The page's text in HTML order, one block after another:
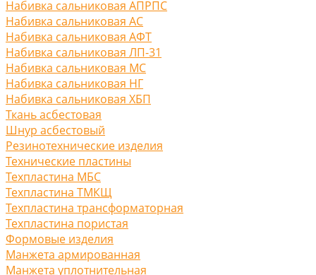
Набивка сальниковая АПРПС
Набивка сальниковая АС
Набивка сальниковая АФТ
Набивка сальниковая ЛП-31
Набивка сальниковая МС
Набивка сальниковая НГ
Набивка сальниковая ХБП
Ткань асбестовая
Шнур асбестовый
Резинотехнические изделия
Технические пластины
Техпластина МБС
Техпластина ТМКЩ
Техпластина трансформаторная
Техпластина пористая
Формовые изделия
Манжета армированная
Манжета уплотнительная